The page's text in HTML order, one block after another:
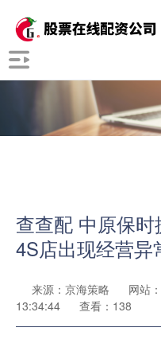
查查配 中原保
4S店出现经营异
来源：京海策略 网站
13:34:44
查看：138